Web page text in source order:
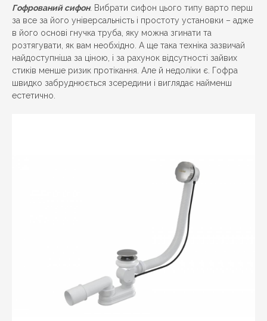
Гофрований сифон. Вибрати сифон цього типу варто перш
за все за його універсальність і простоту установки – адже
в його основі гнучка труба, яку можна згинати та
розтягувати, як вам необхідно. А ще така техніка зазвичай
найдоступніша за ціною, і за рахунок відсутності зайвих
стиків менше ризик протікання. Але й недоліки є. Гофра
швидко забруднюється зсередини і виглядає найменш
естетично.